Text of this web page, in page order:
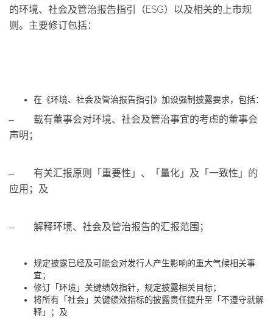
的环境、社会及管治报告指引（ESG）以及相关的上市规
则。主要修订包括：
在《环境、社会及管治报告指引》加设强制披露要求，包括：
‒ 载有董事会对环境、社会及管治事宜的考虑的董事会
声明；
‒ 有关汇报原则「重要性」、「量化」及「一致性」的
应用；及
‒ 解释环境、社会及管治报告的汇报范围；
规定披露已经及可能会对发行人产生影响的重大气候相关事
宜；
修订「环境」关键绩效指针，规定披露相关目标；
将所有「社会」关键绩效指标的披露责任提升至「不遵守就解
释」；及